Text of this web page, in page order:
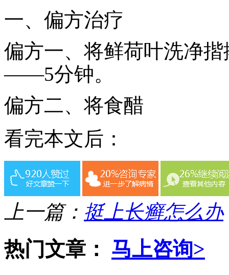
一、偏方治疗
偏方一、将鲜荷叶洗净
——5分钟。
偏方二、将食醋
看完本文后：
上一篇： 挺上长癣怎么办
热门文章： 马上咨询>